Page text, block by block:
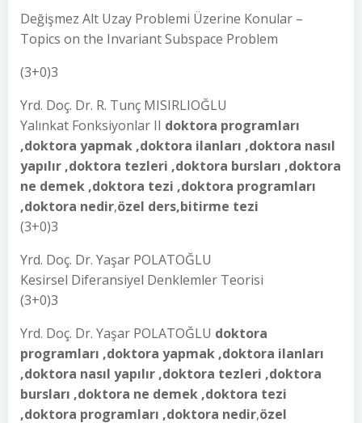
Değişmez Alt Uzay Problemi Üzerine Konular –
Topics on the Invariant Subspace Problem
(3+0)3
Yrd. Doç. Dr. R. Tunç MISIRLIOĞLU
Yalınkat Fonksiyonlar II doktora programları
,doktora yapmak ,doktora ilanları ,doktora nasıl
yapılır ,doktora tezleri ,doktora bursları ,doktora
ne demek ,doktora tezi ,doktora programları
,doktora nedir,özel ders,bitirme tezi
(3+0)3
Yrd. Doç. Dr. Yaşar POLATOĞLU
Kesirsel Diferansiyel Denklemler Teorisi
(3+0)3
Yrd. Doç. Dr. Yaşar POLATOĞLU doktora
programları ,doktora yapmak ,doktora ilanları
,doktora nasıl yapılır ,doktora tezleri ,doktora
bursları ,doktora ne demek ,doktora tezi
,doktora programları ,doktora nedir,özel